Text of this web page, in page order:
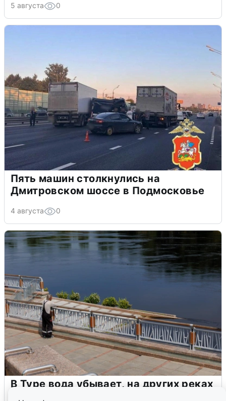
5 августа 0
Пять машин столкнулись на
Дмитровском шоссе в Подмосковье
4 августа 0
В Туре вода убывает, на других реках